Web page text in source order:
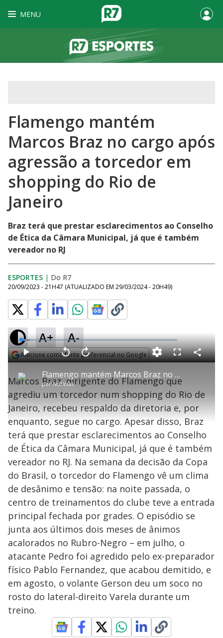
MENU
Flamengo mantém
Marcos Braz no cargo após
agressão a torcedor em
shopping do Rio de
Janeiro
Braz terá que prestar esclarecimentos ao Conselho
de Ética da Câmara Municipal, já que é também
vereador no RJ
ESPORTES | Do R7
20/09/2023 - 21H47 (ATUALIZADO EM 29/03/2024 - 20H49)
A+ A-
Adicione como fonte preferencial no Google
P
l
a
y
V
i
d
e
o
Flamengo mantém Marcos Braz no cargo após agressão a torcedor em shopping do Rio de Janeiro
porNotícias
P V
t
a
r
0
e
g
n
d
o
s
A
n
ç
a
1
s
e
u
n
o
s
u
d
o
L
o
a
d
e
.
8
2
%
F
l
s
c
n
C
o
i
l
a
Marcos Braz, dirigente do Flamengo que
agrediu um torcedor num shopping do Rio de
Janeiro, recebeu respaldo da diretoria e, por
enquanto, segue no cargo. Apesar disso, Braz
terá que prestar esclarecimentos ao Conselho
de Ética da Câmara Municipal, já que é também
vereador no RJ. Na semana da decisão da Copa
do Brasil, o torcedor do Flamengo vê um clima
de desânimo e tensão: na noite passada, o
centro de treinamentos do clube teve a entrada
principal fechada por grades. O episódio se
junta aos últimos dois meses de ânimos
acalorados no Rubro-Negro – em julho, o
atacante Pedro foi agredido pelo ex-preparador
físico Pablo Fernandez, que acabou demitido, e
em agosto, o volante Gerson deu um soco no
rosto do lateral-direito Varela durante um
treino.